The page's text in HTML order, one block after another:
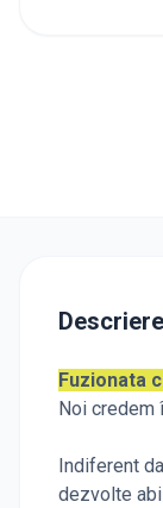
Descriere
Fuzionata
Noi credem
Indiferent
dezvolte